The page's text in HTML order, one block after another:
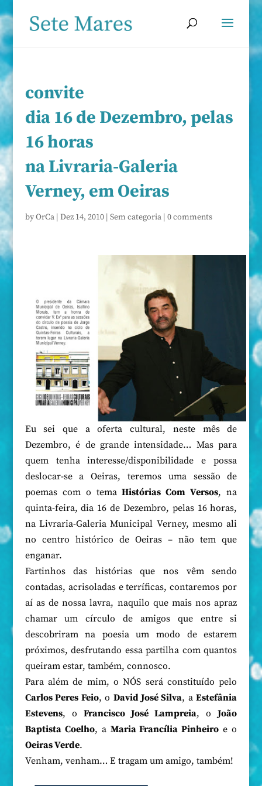
convite
dia 16 de Dezembro, pelas
16 horas
na Livraria-Galeria
Verney, em Oeiras
byOrCa| Dez 14, 2010| Sem categoria| 0 comments
Eu sei que a oferta cultural, neste mês de
Dezembro, é de grande intensidade… Mas para
quem tenha interesse/disponibilidade e possa
deslocar-se a Oeiras, teremos uma sessão de
poemas com o temaHistórias Com Versos, na
quinta-feira, dia 16 de Dezembro, pelas 16 horas,
na Livraria-Galeria Municipal Verney, mesmo ali
no centro histórico de Oeiras – não tem que
enganar.
Fartinhos das histórias que nos vêm sendo
contadas, acrisoladas e terríficas, contaremos por
aí as de nossa lavra, naquilo que mais nos apraz
chamar um círculo de amigos que entre si
descobriram na poesia um modo de estarem
próximos, desfrutando essa partilha com quantos
queiram estar, também, connosco.
Para além de mim, o NÓS será constituído pelo
Carlos Peres Feio, o David José Silva, aEstefânia
Estevens, o Francisco José Lampreia, oJoão
Baptista Coelho, a Maria Francília Pinheiro e o
Oeiras Verde.
Venham, venham… E tragam um amigo, também!